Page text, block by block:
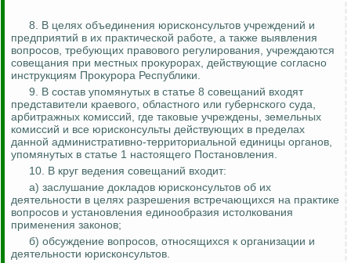
8. В целях объединения юрисконсультов учреждений и
предприятий в их практической работе, а также выявления
вопросов, требующих правового регулирования, учреждаются
совещания при местных прокурорах, действующие согласно
инструкциям Прокурора Республики.
9. В состав упомянутых в статье 8 совещаний входят
представители краевого, областного или губернского суда,
арбитражных комиссий, где таковые учреждены, земельных
комиссий и все юрисконсульты действующих в пределах
данной административно-территориальной единицы органов,
упомянутых в статье 1 настоящего Постановления.
10. В круг ведения совещаний входит:
а) заслушание докладов юрисконсультов об их
деятельности в целях разрешения встречающихся на практике
вопросов и установления единообразия истолкования
применения законов;
б) обсуждение вопросов, относящихся к организации и
деятельности юрисконсультов.